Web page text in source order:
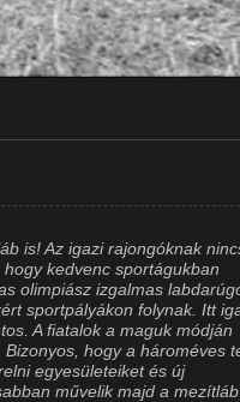
is! Az igazi rajongóknak
kedvenc sportágukban
olimpiász izgalmas
sportpályákon folynak. Itt
A fiatalok a maguk módján
hogy a hároméves
egyesületeiket és új
művelik majd a mezítláb